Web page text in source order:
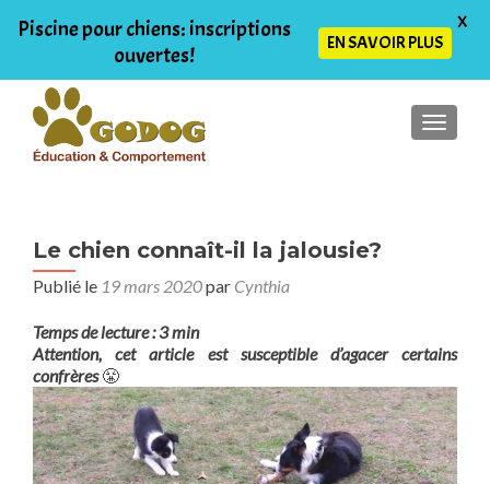
Le chien connaît-il la jalousie?
Publié le 19 mars 2020par Cynthia
Temps de lecture : 3 min
Attention, cet article est susceptible d’agacer certains
confrères 😤
Piscine pour chiens: inscriptions
ouvertes!
EN SAVOIR PLUS
X